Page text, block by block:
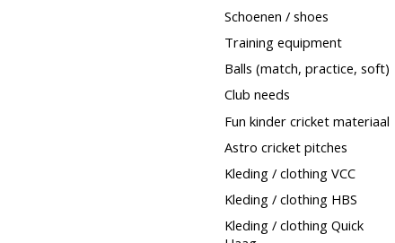
Schoenen / shoes
Training equipment
Balls (match, practice, soft)
Club needs
Fun kinder cricket materiaal
Astro cricket pitches
Kleding / clothing VCC
Kleding / clothing HBS
Kleding / clothing Quick